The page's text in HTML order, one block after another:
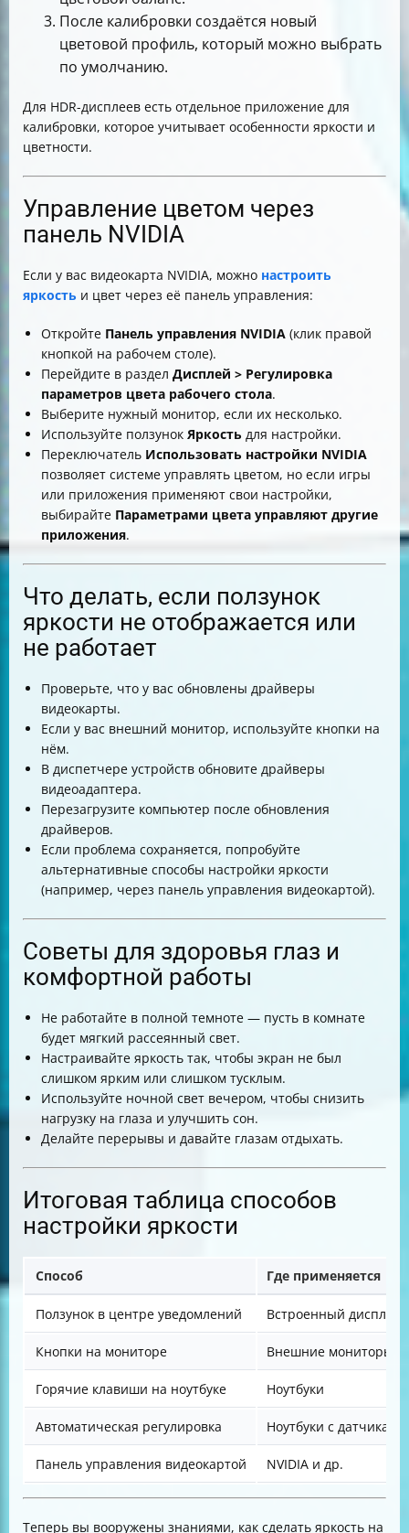
После калибровки создаётся новый
цветовой профиль, который можно выбрать
по умолчанию.
Для HDR-дисплеев есть отдельное приложение для
калибровки, которое учитывает особенности яркости и
цветности.
Управление цветом через
панель NVIDIA
Если у вас видеокарта NVIDIA, можно настроить
яркость и цвет через её панель управления:
Откройте Панель управления NVIDIA (клик правой
кнопкой на рабочем столе).
Перейдите в раздел Дисплей > Регулировка
параметров цвета рабочего стола.
Выберите нужный монитор, если их несколько.
Используйте ползунок Яркость для настройки.
Переключатель Использовать настройки NVIDIA
позволяет системе управлять цветом, но если игры
или приложения применяют свои настройки,
выбирайте Параметрами цвета управляют другие
приложения.
Что делать, если ползунок
яркости не отображается или
не работает
Проверьте, что у вас обновлены драйверы
видеокарты.
Если у вас внешний монитор, используйте кнопки на
нём.
В диспетчере устройств обновите драйверы
видеоадаптера.
Перезагрузите компьютер после обновления
драйверов.
Если проблема сохраняется, попробуйте
альтернативные способы настройки яркости
(например, через панель управления видеокартой).
Советы для здоровья глаз и
комфортной работы
Не работайте в полной темноте — пусть в комнате
будет мягкий рассеянный свет.
Настраивайте яркость так, чтобы экран не был
слишком ярким или слишком тусклым.
Используйте ночной свет вечером, чтобы снизить
нагрузку на глаза и улучшить сон.
Делайте перерывы и давайте глазам отдыхать.
Итоговая таблица способов
настройки яркости
Способ Где применяется
Ползунок в центре уведомлений Встроенный дисплей
Кнопки на мониторе Внешние мониторы
Горячие клавиши на ноутбуке Ноутбуки
Автоматическая регулировка Ноутбуки с датчиками
Панель управления видеокартой NVIDIA и др.
Теперь вы вооружены знаниями, как сделать яркость на